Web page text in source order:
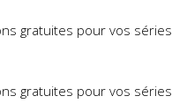
gratuites pour vos séries
gratuites pour vos séries